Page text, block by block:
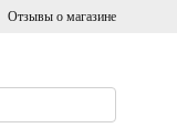
Отзывы о магазине